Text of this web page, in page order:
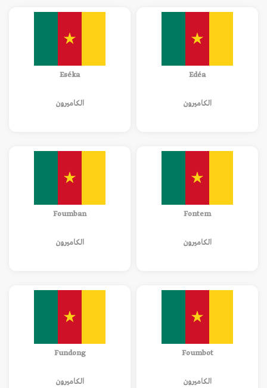
Edéa
الكاميرون
Eséka
الكاميرون
Fontem
الكاميرون
Foumban
الكاميرون
Foumbot
الكاميرون
Fundong
الكاميرون